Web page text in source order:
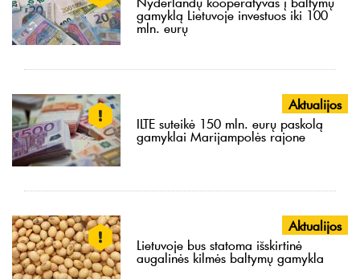
gamyklą Lietuvoje investuos iki 100
mln. eurų
Aktualijos
ILTE suteikė 150 mln. eurų paskolą
gamyklai Marijampolės rajone
Aktualijos
Lietuvoje bus statoma išskirtinė
augalinės kilmės baltymų gamykla